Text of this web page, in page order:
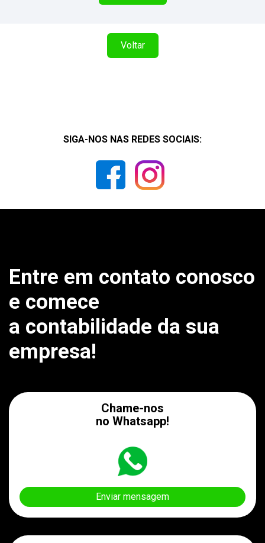
Voltar
SIGA-NOS NAS REDES SOCIAIS:
Entre em contato conosco
e comece
a contabilidade da sua
empresa!
Chame-nos
no Whatsapp!
Enviar mensagem